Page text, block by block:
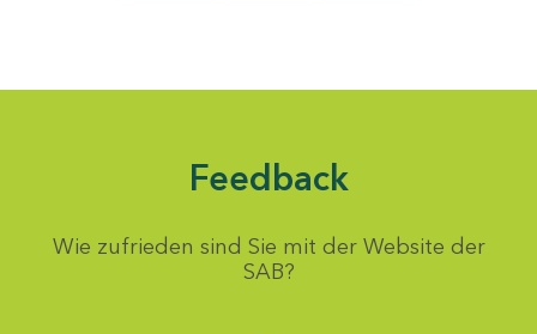
Feedback
Wie zufrieden sind Sie mit der Website der
SAB?